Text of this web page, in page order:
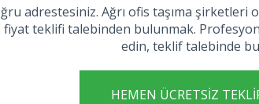
adrestesiniz. Ağrı ofis taşıma
teklifi talebinden bulunmak.
edin, teklif talebinde
HEMEN ÜCRETSIZ